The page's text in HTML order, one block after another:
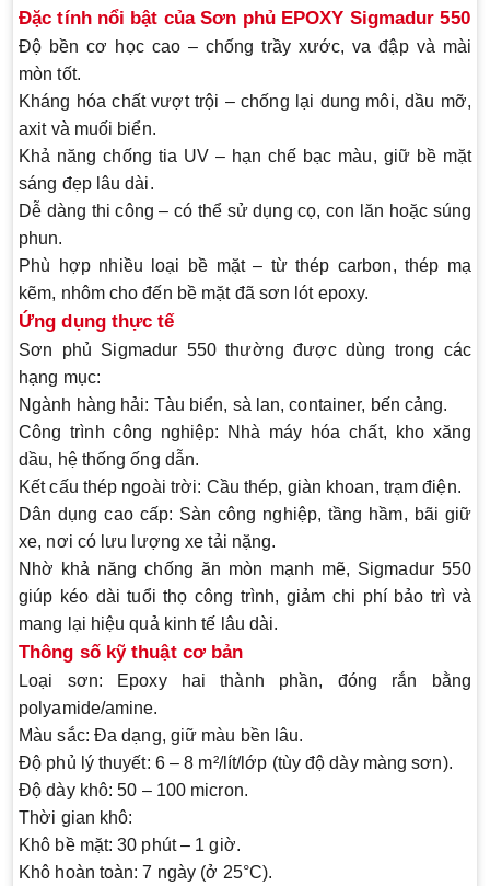
Đặc tính nổi bật của Sơn phủ EPOXY Sigmadur 550
Độ bền cơ học cao – chống trầy xước, va đập và mài
mòn tốt.
Kháng hóa chất vượt trội – chống lại dung môi, dầu mỡ,
axit và muối biển.
Khả năng chống tia UV – hạn chế bạc màu, giữ bề mặt
sáng đẹp lâu dài.
Dễ dàng thi công – có thể sử dụng cọ, con lăn hoặc súng
phun.
Phù hợp nhiều loại bề mặt– từ thép carbon, thép mạ
kẽm, nhôm cho đến bề mặt đã sơn lót epoxy.
Ứng dụng thực tế
Sơn phủ Sigmadur 550thường được dùng trong các
hạng mục:
Ngành hàng hải: Tàu biển, sà lan, container, bến cảng.
Công trình công nghiệp: Nhà máy hóa chất, kho xăng
dầu, hệ thống ống dẫn.
Kết cấu thép ngoài trời: Cầu thép, giàn khoan, trạm điện.
Dân dụng cao cấp: Sàn công nghiệp, tầng hầm, bãi giữ
xe, nơi có lưu lượng xe tải nặng.
Nhờ khả năngchống ăn mòn mạnh mẽ, Sigmadur 550
giúp kéo dài tuổi thọ công trình, giảm chi phí bảo trì và
mang lại hiệu quả kinh tế lâu dài.
Thông số kỹ thuật cơ bản
Loại sơn: Epoxy hai thành phần, đóng rắn bằng
polyamide/amine.
Màu sắc: Đa dạng, giữ màu bền lâu.
Độ phủ lý thuyết: 6 – 8 m²/lít/lớp (tùy độ dày màng sơn).
Độ dày khô: 50 – 100 micron.
Thời gian khô:
Khô bề mặt: 30 phút – 1 giờ.
Khô hoàn toàn: 7 ngày (ở 25°C).